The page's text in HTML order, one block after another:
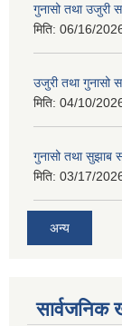
गुनासो तथा उजुरी
मिति: 06/16/
उजुरी तथा गुनासो
मिति: 04/10/
गुनासो तथा सुझाब
मिति: 03/17/
अन्य
सार्वजनिक